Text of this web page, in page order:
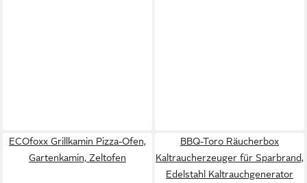
ECOfoxx Grillkamin Pizza-Ofen,
Gartenkamin, Zeltofen
BBQ-Toro Räucherbox
Kaltraucherzeuger für Sparbrand,
Edelstahl Kaltrauchgenerator